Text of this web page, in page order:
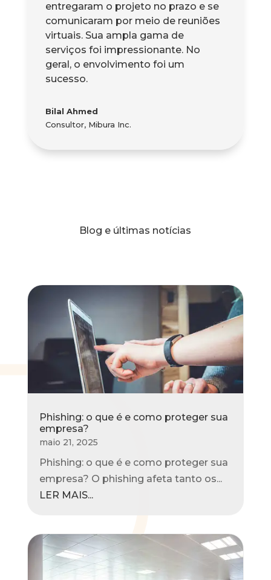
entregaram o projeto no prazo e se
comunicaram por meio de reuniões
virtuais. Sua ampla gama de
serviços foi impressionante. No
geral, o envolvimento foi um
sucesso.
Bilal Ahmed
Consultor, Mibura Inc.
Blog e últimas notícias
Phishing: o que é e como proteger sua
empresa?
maio 21, 2025
Phishing: o que é e como proteger sua
empresa? O phishing afeta tanto os...
LER MAIS...